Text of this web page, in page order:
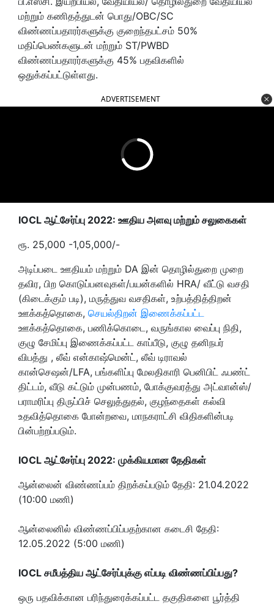
மற்றும் கணிதத்துடன் பொது/OBC/SC
விண்ணப்பதாரர்களுக்கு குறைந்தபட்சம் 50%
மதிப்பெண்களுடன் மற்றும் ST/PWBD
விண்ணப்பதாரர்களுக்கு 45% பதவிகளில்
ஒதுக்கப்பட்டுள்ளது.
ADVERTISEMENT
IOCL ஆட்சேர்ப்பு 2022: ஊதிய அளவு மற்றும் சலுகைகள்
ரூ. 25,000 -1,05,000/-
அடிப்படை ஊதியம் மற்றும் DA இன் தொழில்துறை முறை
தவிர, பிற கொடுப்பனவுகள்/பயன்களில் HRA/ வீட்டு வசதி
(கிடைக்கும் படி), மருத்துவ வசதிகள், உற்பத்தித்திறன்
ஊக்கத்தொகை, செயல்திறன் இணைக்கப்பட்ட
ஊக்கத்தொகை, பணிக்கொடை, வருங்கால வைப்பு நிதி,
குழு சேமிப்பு இணைக்கப்பட்ட காப்பீடு, குழு தனிநபர்
விபத்து , லீவ் என்காஷ்மென்ட், லீவ் டிராவல்
கான்செஷன்/LFA, பங்களிப்பு மேலதிகாரி பெனிபிட் ஃபண்ட்
திட்டம், வீடு கட்டும் முன்பணம், போக்குவரத்து அட்வான்ஸ்/
பராமரிப்பு திருப்பிச் செலுத்துதல், குழந்தைகள் கல்வி
உதவித்தொகை போன்றவை, மாநகராட்சி விதிகளின்படி
பின்பற்றப்படும்.
IOCL ஆட்சேர்ப்பு 2022: முக்கியமான தேதிகள்
ஆன்லைன் விண்ணப்பம் திறக்கப்படும் தேதி: 21.04.2022
(10:00 மணி)
ஆன்லைனில் விண்ணப்பிப்பதற்கான கடைசி தேதி:
12.05.2022 (5:00 மணி)
IOCL சமீபத்திய ஆட்சேர்ப்புக்கு எப்படி விண்ணப்பிப்பது?
ஒரு பதவிக்கான பரிந்துரைக்கப்பட்ட தகுதிகளை பூர்த்தி